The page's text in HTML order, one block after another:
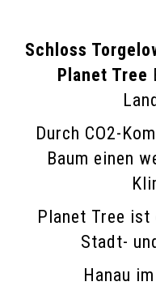
Schloss
Planet Tree
Durch CO2-
Baum einen
Planet Tree
Stadt-
Hanau